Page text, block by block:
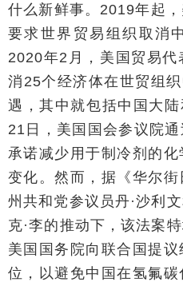
什么新鲜事。2019年起
要求世界贸易组织取消
2020年2月，美国贸易
消25个经济体在世贸组
遇，其中就包括中国大
21日，美国国会参议院
承诺减少用于制冷剂的
变化。然而，据《华尔
州共和党参议员丹·沙利
克·李的推动下，该法案
美国国务院向联合国提
位，以避免中国在氢氟